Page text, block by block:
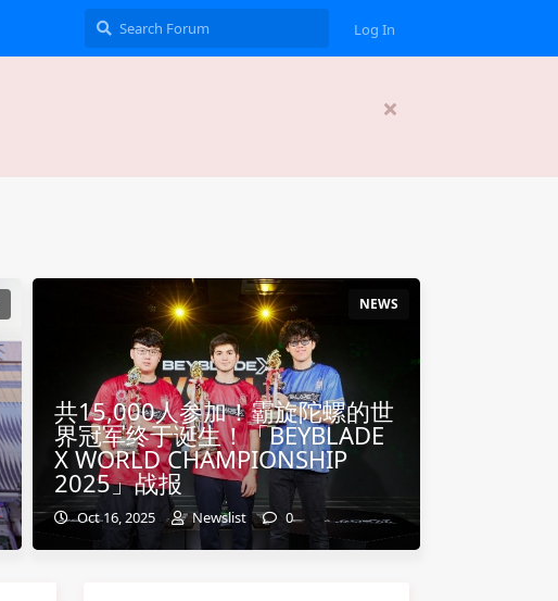
Log In
NEWS
共15,000人参加！霸旋陀螺的世
界冠军终于诞生！「BEYBLADE
X WORLD CHAMPIONSHIP
2025」战报
Oct 16, 2025 Newslist 0